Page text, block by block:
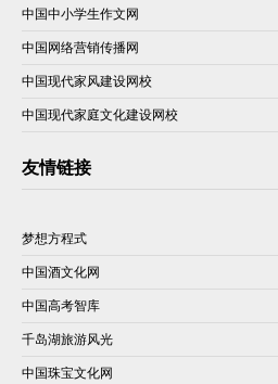
中国中小学生作文网
中国网络营销传播网
中国现代家风建设网校
中国现代家庭文化建设网校
友情链接
梦想方程式
中国酒文化网
中国高考智库
千岛湖旅游风光
中国珠宝文化网